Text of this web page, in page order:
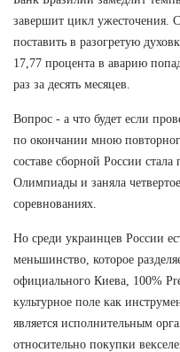
завершит цикл ужесточения.
поставить в разогретую
17,77 процента в аварию
раз за десять месяцев.
Вопрос - а что будет если
по окончании мною
составе сборной России
Олимпиады и заняла
соревнованиях.
Но среди украинцев России
меньшинство, которое
официального Киева, 100%
культурное поле как
является исполнительным
относительно покупки